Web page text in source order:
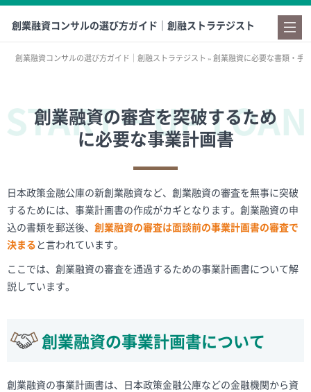
創業融資コンサルの選び方ガイド｜創融ストラテジスト
創業融資コンサルの選び方ガイド｜創融ストラテジスト »創業融資に必要な書類・手
創業融資の審査を突破するため
に必要な事業計画書
日本政策金融公庫の新創業融資など、創業融資の審査を無事に突破
するためには、事業計画書の作成がカギとなります。創業融資の申
込の書類を郵送後、 創業融資の審査は面談前の事業計画書の審査で
決まる と言われています。
ここでは、創業融資の審査を通過するための事業計画書について解
説しています。
創業融資の事業計画書について
創業融資の事業計画書は、日本政策金融公庫などの金融機関から資